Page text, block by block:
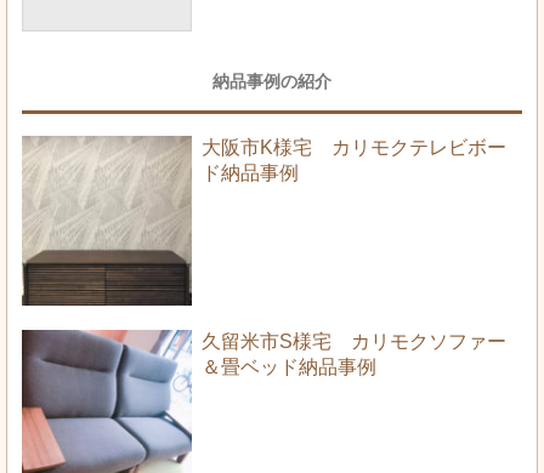
納品事例の紹介
大阪市K様宅 カリモクテレビボー
ド納品事例
久留米市S様宅 カリモクソファー
＆畳ベッド納品事例